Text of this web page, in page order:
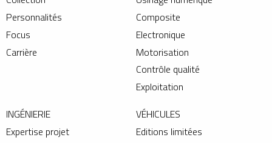
Personnalités
Focus
Carrière
Composite
Electronique
Motorisation
Contrôle qualité
Exploitation
INGÉNIERIE
Expertise projet
VÉHICULES
Editions limitées